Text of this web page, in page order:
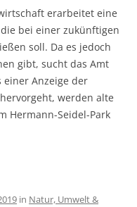
erarbeitet eine
bei einer zukünftigen
soll. Da es jedoch
gibt, sucht das Amt
einer Anzeige der
werden alte
Hermann-Seidel-Park
in Natur, Umwelt &